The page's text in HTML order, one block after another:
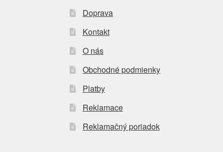
Doprava
Kontakt
O nás
Obchodné podmienky
Platby
Reklamace
Reklamačný poriadok